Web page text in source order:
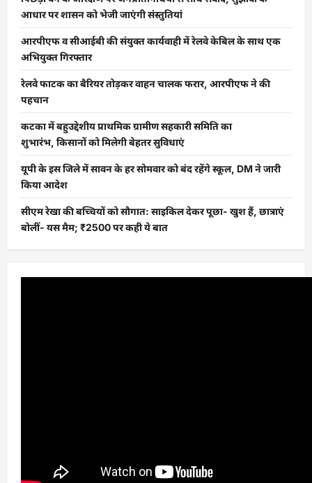
आधार पर शासन को भेजी जाएंगी संस्तुतियां
आरपीएफ व सीआईबी की संयुक्त कार्यवाही में रेलवे केबिल के साथ एक
अभियुक्त गिरफ्तार
रेलवे फाटक का बैरियर तोड़कर वाहन चालक फरार, आरपीएफ ने की
पहचान
कटका में बहुउद्देशीय प्राथमिक ग्रामीण सहकारी समिति का
शुभारंभ, किसानों को मिलेगी बेहतर सुविधाएं
यूपी के इस जिले में सावन के हर सोमवार को बंद रहेंगे स्कूल, DM ने जारी
किया आदेश
सीएम रेखा की बच्चियों को सौगात: साइकिल देकर पूछा- खुश हैं, छात्राएं
बोलीं- यस मैम; ₹2500 पर कही ये बात